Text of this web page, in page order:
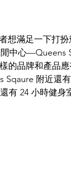
想滿足一下打
中心—Queens
的品牌和產品
附近還
有 24 小時健身